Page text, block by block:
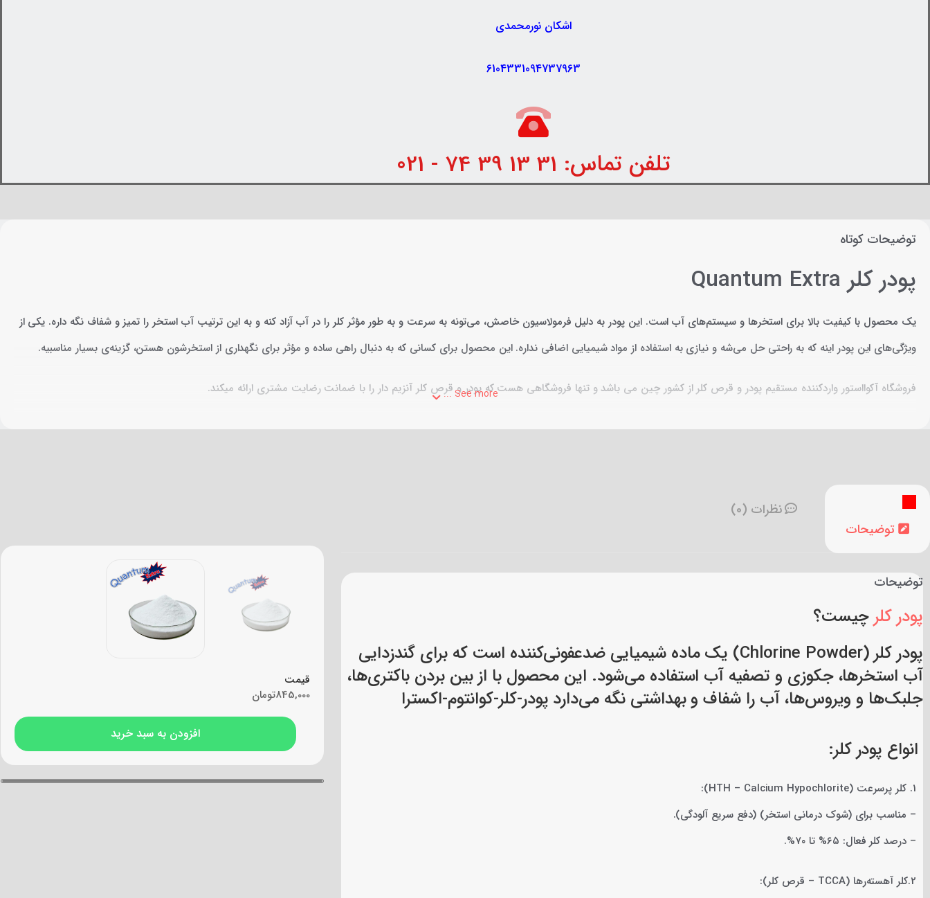
اشکان نورمحمدی
6104331094737963
تلفن تماس: 31 13 39 74 - 021
توضیحات کوتاه
پودر کلر Quantum Extra
یک محصول با کیفیت بالا برای استخرها و سیستم‌های آب است. این پودر به دلیل فرمولاسیون خاصش، می‌تونه به سرعت و به طور مؤثر کلر را در آب آزاد کنه و به این ترتیب آب استخر را تمیز و شفاف نگه داره. یکی از
ویژگی‌های این پودر اینه که به راحتی حل می‌شه و نیازی به استفاده از مواد شیمیایی اضافی نداره. این محصول برای کسانی که به دنبال راهی ساده و مؤثر برای نگهداری از استخرشون هستن، گزینه‌ی بسیار مناسبیه.
فروشگاه آکوااستور واردکننده مستقیم پودر و قرص کلر از کشور چین می باشد و تنها فروشگاهی هست که پودر و قرص کلر آنزیم دار را با ضمانت رضایت مشتری ارائه میکند.
See more ...
توضیحات
نظرات (0)
توضیحات
پودر کلرچیست؟
پودر کلر (Chlorine Powder) یک ماده شیمیایی ضدعفونی‌کننده است که برای گندزدایی
آب استخرها، جکوزی و تصفیه آب استفاده می‌شود. این محصول با از بین بردن باکتری‌ها،
جلبک‌ها و ویروس‌ها، آب را شفاف و بهداشتی نگه می‌دارد پودر-کلر-کوانتوم-اکسترا
انواع پودر کلر:
1. کلر پرسرعت (HTH – Calcium Hypochlorite):
– مناسب برای (شوک درمانی استخر) (دفع سریع آلودگی).
– درصد کلر فعال: ۶۵% تا ۷۰%.
2.کلر آهسته‌رها (TCCA – قرص کلر):
قیمت
تومان845,000
افزودن به سبد خرید